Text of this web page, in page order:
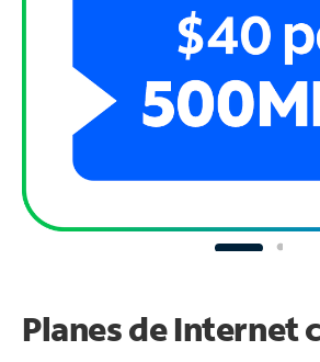
Planes de Internet